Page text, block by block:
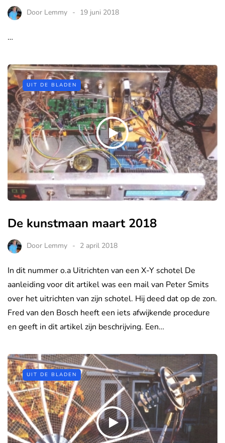
Door Lemmy 19 juni 2018
…
UIT DE BLADEN
De kunstmaan maart 2018
Door Lemmy 2 april 2018
In dit nummer o.a Uitrichten van een X-Y schotel De
aanleiding voor dit artikel was een mail van Peter Smits
over het uitrichten van zijn schotel. Hij deed dat op de zon.
Fred van den Bosch heeft een iets afwijkende procedure
en geeft in dit artikel zijn beschrijving. Een…
UIT DE BLADEN